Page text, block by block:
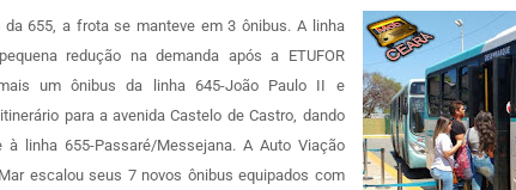
655, a frota se manteve em 3 ônibus. A linha
redução na demanda após a ETUFOR
um ônibus da linha 645-João Paulo II e
para a avenida Castelo de Castro, dando
à linha 655-Passaré/Messejana. A Auto Viação
escalou seus 7 novos ônibus equipados com